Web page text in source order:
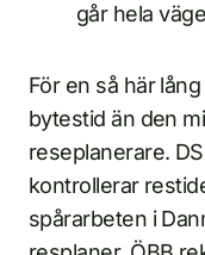
går hela
För en så här
bytestid än den
reseplanerare.
kontrollerar
spårarbeten i